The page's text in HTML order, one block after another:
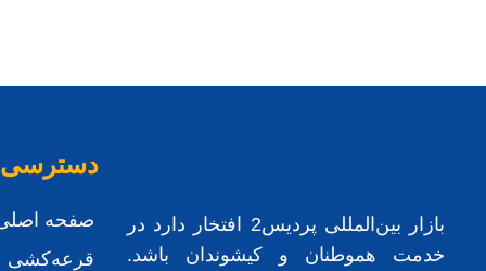
بازار بین‌المللی پردیس2 افتخار دارد در
خدمت هموطنان و کیشوندان باشد.
صفحه
قرعه‌کشی